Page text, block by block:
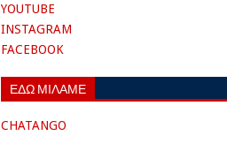
YOUTUBE
INSTAGRAM
FACEBOOK
ΕΔΩ ΜΙΛΑΜΕ
CHATANGO